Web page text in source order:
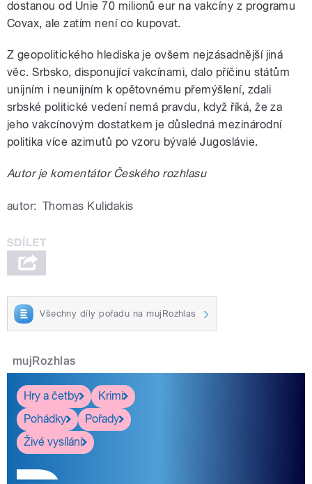
dostanou od Unie 70 milionů eur na vakcíny z programu
Covax, ale zatím není co kupovat.
Z geopolitického hlediska je ovšem nejzásadnější jiná
věc. Srbsko, disponující vakcínami, dalo příčinu státům
unijním i neunijním k opětovnému přemýšlení, zdali
srbské politické vedení nemá pravdu, když říká, že za
jeho vakcínovým dostatkem je důsledná mezinárodní
politika více azimutů po vzoru bývalé Jugoslávie.
Autor je komentátor Českého rozhlasu
autor: Thomas Kulidakis
Všechny díly pořadu na mujRozhlas
mujRozhlas
Hry a četby
Krimi
Pohádky
Pořady
Živé vysílání